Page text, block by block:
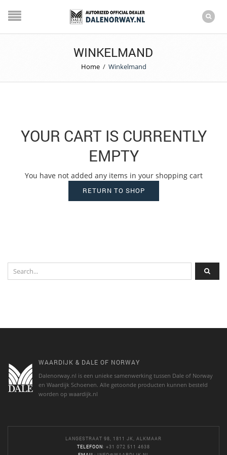
WINKELMAND
Home / Winkelmand
YOUR CART IS CURRENTLY
EMPTY
You have not added any items in your shopping cart
RETURN TO SHOP
WAARDIJK & DALE OF NORWAY
Dalenorway.nl is een unieke samenwerking tussen Dale of Norway
en Waardijk Schoenen. Alle getoonde producten kunnen besteld
worden op waardijk.nl
LANGESTRAAT 98, 1811 JK, ALKMAAR
TELEFOON: +31 072 511 4638